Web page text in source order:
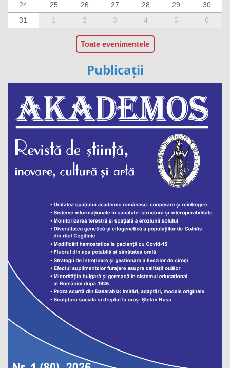
24
25 26 27 28 29
30
31
1 2 3 4 5 6
Toate evenimentele
Publicații